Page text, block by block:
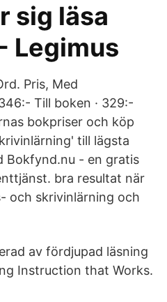
sig läsa
Legimus
Pris, Med
Till boken · 329:-
bokpriser och köp
till lägsta
Bokfynd.nu - en gratis
bra resultat när
och skrivinlärning och
av fördjupad läsning
Instruction that Works.